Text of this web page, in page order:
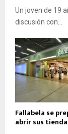
Un joven de 19
discusión con...
Fallabela se
abrir sus